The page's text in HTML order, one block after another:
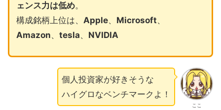
ェンス力は低め。
構成銘柄上位は、 Apple、 Microsoft、
Amazon、 tesla、 NVIDIA
ここ
個人投資家が好きそうな
ハイグロなベンチマークよ！